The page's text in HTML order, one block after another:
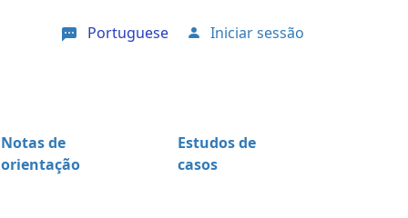
Portuguese User account menu
Iniciar sessão
Notas de
orientação
Estudos de
casos